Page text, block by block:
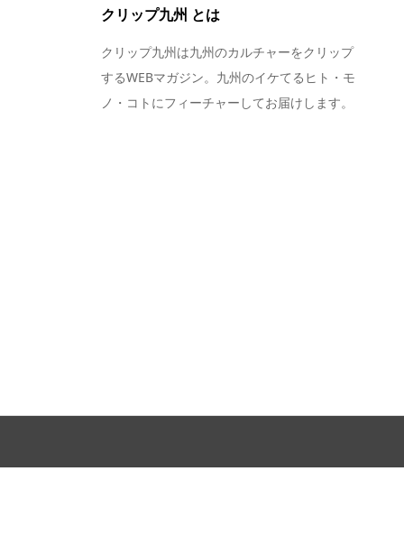
クリップ九州 とは
クリップ九州は九州のカルチャーをクリップ
するWEBマガジン。九州のイケてるヒト・モ
ノ・コトにフィーチャーしてお届けします。